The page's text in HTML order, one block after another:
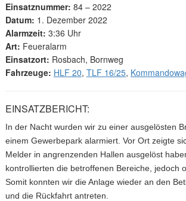
Einsatznummer: 84 – 2022
Datum: 1. Dezember 2022
Alarmzeit: 3:36 Uhr
Art: Feueralarm
Einsatzort: Rosbach, Bornweg
Fahrzeuge: HLF 20, TLF 16/25,
EINSATZBERICHT:
In der Nacht wurden wir zu einer ausgelösten
einem Gewerbepark alarmiert. Vor Ort zeigte
Melder in angrenzenden Hallen ausgelöst
kontrollierten die betroffenen Bereiche, jedoch
Somit konnten wir die Anlage wieder an den
und die Rückfahrt antreten.